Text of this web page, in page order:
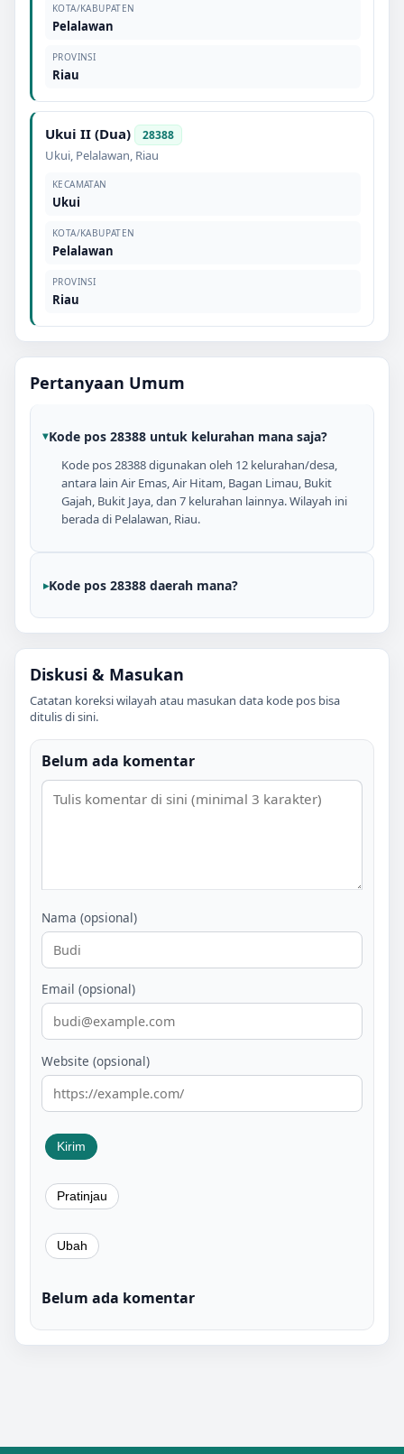
KOTA/KABUPATEN
Pelalawan
PROVINSI
Riau
Ukui II (Dua) 28388
Ukui, Pelalawan, Riau
KECAMATAN
Ukui
KOTA/KABUPATEN
Pelalawan
PROVINSI
Riau
Pertanyaan Umum
Kode pos 28388 untuk kelurahan mana saja?
Kode pos 28388 digunakan oleh 12 kelurahan/desa,
antara lain Air Emas, Air Hitam, Bagan Limau, Bukit
Gajah, Bukit Jaya, dan 7 kelurahan lainnya. Wilayah ini
berada di Pelalawan, Riau.
Kode pos 28388 daerah mana?
Diskusi & Masukan
Catatan koreksi wilayah atau masukan data kode pos bisa
ditulis di sini.
Belum ada komentar
Nama (opsional)
Email (opsional)
Website (opsional)
Belum ada komentar